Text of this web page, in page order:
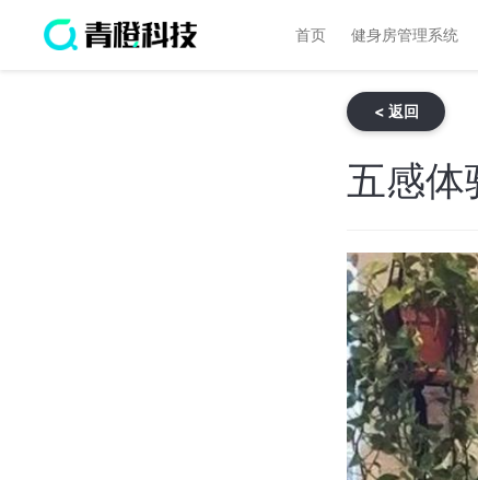
首页 健身房管理系统
< 返回
五感体